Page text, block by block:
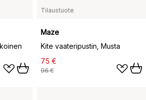
Tilaustuote
Maze
Kite vaateripustin, Musta
75 €
96 €